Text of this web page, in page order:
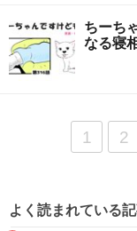
ちーち
なる寝
1 2
よく読まれている